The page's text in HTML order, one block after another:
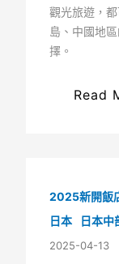
觀光旅遊，
島、中國地
擇。
Read
2025新開飯
日本
日本中
2025-04-13